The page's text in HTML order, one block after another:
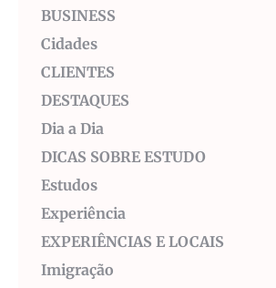
BUSINESS
Cidades
CLIENTES
DESTAQUES
Dia a Dia
DICAS SOBRE ESTUDO
Estudos
Experiência
EXPERIÊNCIAS E LOCAIS
Imigração